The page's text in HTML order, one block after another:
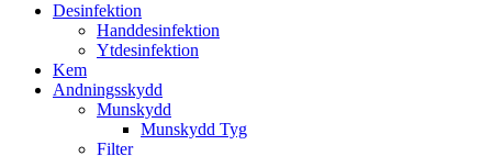
Desinfektion
Handdesinfektion
Ytdesinfektion
Kem
Andningsskydd
Munskydd
Munskydd Tyg
Filter